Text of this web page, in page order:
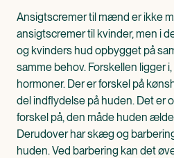
Ansigtscremer til mænd er ikke
ansigtscremer til kvinder, men i
og kvinders hud opbygget på
samme behov. Forskellen ligger
hormoner. Der er forskel på
del indflydelse på huden. Det er
forskel på, den måde huden
Derudover har skæg og
huden. Ved barbering kan det